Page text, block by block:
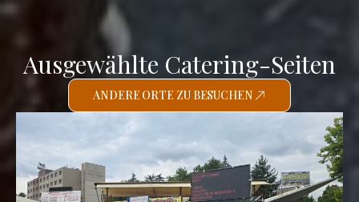
Ausgewählte Catering-Seiten
ANDERE ORTE ZU BESUCHEN